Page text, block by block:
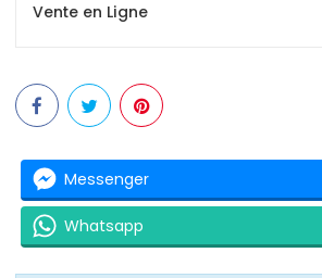
Vente en Ligne
Messenger
Whatsapp